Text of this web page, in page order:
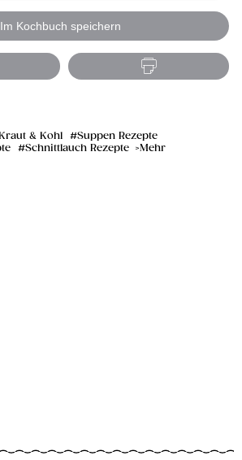
Im Kochbuch speichern
& Kohl
Suppen Rezepte
Schnittlauch Rezepte Mehr